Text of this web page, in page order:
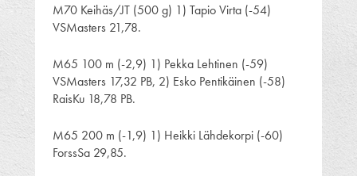
M70 Keihäs/JT (500 g) 1) Tapio Virta (-54)
VSMasters 21,78.
M65 100 m (-2,9) 1) Pekka Lehtinen (-59)
VSMasters 17,32 PB, 2) Esko Pentikäinen (-58)
RaisKu 18,78 PB.
M65 200 m (-1,9) 1) Heikki Lähdekorpi (-60)
ForssSa 29,85.